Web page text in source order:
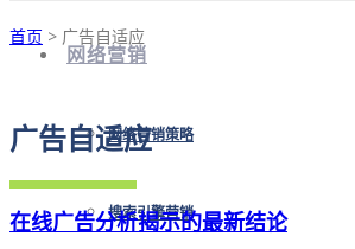
网络营销
网络营销策略
搜索引擎营销
首页 > 广告自适应
广告自适应
在线广告分析揭示的最新结论